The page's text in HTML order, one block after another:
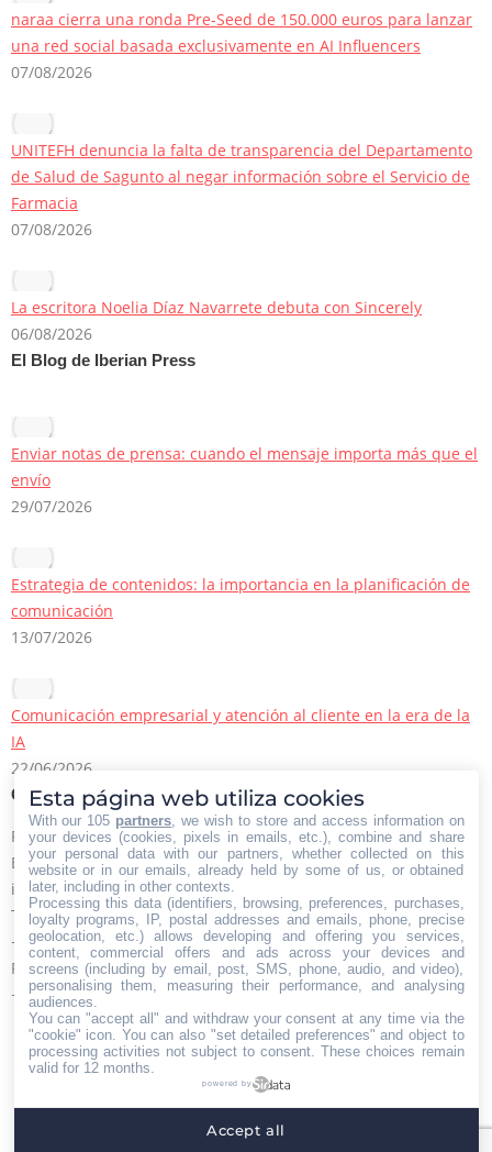
naraa cierra una ronda Pre-Seed de 150.000 euros para lanzar
una red social basada exclusivamente en AI Influencers
07/08/2026
UNITEFH denuncia la falta de transparencia del Departamento
de Salud de Sagunto al negar información sobre el Servicio de
Farmacia
07/08/2026
La escritora Noelia Díaz Navarrete debuta con Sincerely
06/08/2026
El Blog de Iberian Press
Enviar notas de prensa: cuando el mensaje importa más que el
envío
29/07/2026
Estrategia de contenidos: la importancia en la planificación de
comunicación
13/07/2026
Comunicación empresarial y atención al cliente en la era de la
IA
22/06/2026
Contacto Iberian Press
Principales vías de contacto:
E-mail:
info@iberianpress.es
Teléfono:
+34 911863556
Fax:
+34 911863556
Encuéntranos en:
Facebook
page
X
page
YouTube
page
Rss
page
Home Quiénes somos Servicios Contacto
Esta página web utiliza cookies
With our 105 partners , we wish to store and access information on
your devices (cookies, pixels in emails, etc.), combine and share
your personal data with our partners, whether collected on this
website or in our emails, already held by some of us, or obtained
later, including in other contexts.
Processing this data (identifiers, browsing, preferences, purchases,
loyalty programs, IP, postal addresses and emails, phone, precise
geolocation, etc.) allows developing and offering you services,
content, commercial offers and ads across your devices and
screens (including by email, post, SMS, phone, audio, and video),
personalising them, measuring their performance, and analysing
audiences.
You can "accept all" and withdraw your consent at any time via the
"cookie" icon . You can also "set detailed preferences" and object to
processing activities not subject to consent. These choices remain
valid for 12 months.
powered by
Accept all